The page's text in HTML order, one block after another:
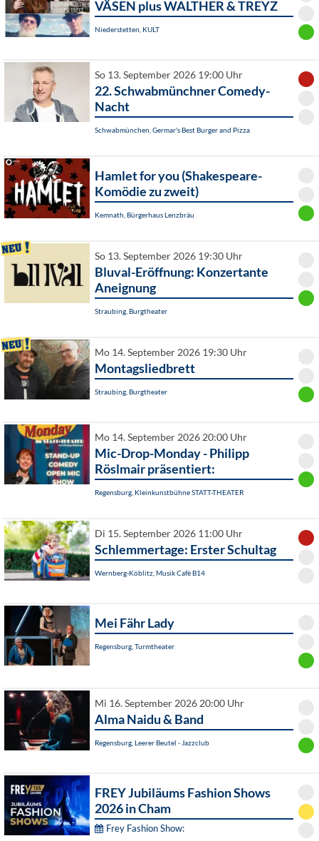
VÄSEN plus WALTHER & TREYZ
Niederstetten, KULT
So 13. September 2026 19:00 Uhr
22. Schwabmünchner Comedy-
Nacht
Schwabmünchen, Germar's Best Burger and Pizza
Hamlet for you (Shakespeare-
Komödie zu zweit)
Kemnath, Bürgerhaus Lenzbräu
So 13. September 2026 19:30 Uhr
Bluval-Eröffnung: Konzertante
Aneignung
Straubing, Burgtheater
Mo 14. September 2026 19:30 Uhr
Montagsliedbrett
Straubing, Burgtheater
Mo 14. September 2026 20:00 Uhr
Mic-Drop-Monday - Philipp
Röslmair präsentiert:
Regensburg, Kleinkunstbühne STATT-THEATER
Di 15. September 2026 11:00 Uhr
Schlemmertage: Erster Schultag
Wernberg-Köblitz, Musik Cafè B14
Mei Fähr Lady
Regensburg, Turmtheater
Mi 16. September 2026 20:00 Uhr
Alma Naidu & Band
Regensburg, Leerer Beutel - Jazzclub
FREY Jubiläums Fashion Shows
2026 in Cham
Frey Fashion Show: